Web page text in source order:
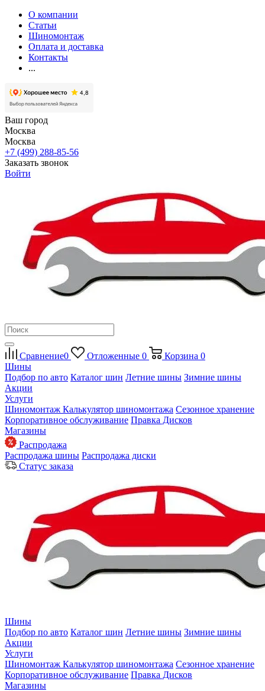
О компании
Статьи
Шиномонтаж
Оплата и доставка
Контакты
...
Ваш город
Москва
Москва
+7 (499) 288-85-56
Заказать звонок
Войти
Сравнение0 Отложенные 0 Корзина 0
Шины
Подбор по авто Каталог шин Летние шины Зимние шины
Акции
Услуги
Шиномонтаж Калькулятор шиномонтажа Сезонное хранение
Корпоративное обслуживание Правка Дисков
Магазины
Распродажа
Распродажа шины Распродажа диски
Статус заказа
Шины
Подбор по авто Каталог шин Летние шины Зимние шины
Акции
Услуги
Шиномонтаж Калькулятор шиномонтажа Сезонное хранение
Корпоративное обслуживание Правка Дисков
Магазины